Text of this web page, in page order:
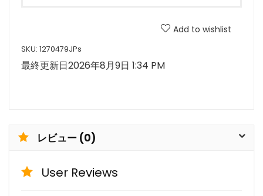
Add to wishlist
SKU: 1270479JPs
最終更新日2026年8月9日 1:34 PM
レビュー (0)
User Reviews